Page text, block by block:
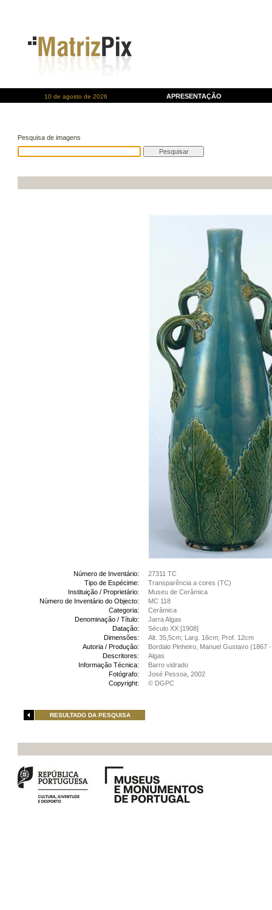
10 de agosto de 2026 APRESENTAÇÃO
Pesquisa de imagens
Número de Inventário:
27311 TC
Tipo de Espécime:
Transparência a cores (TC)
Instituição / Proprietário:
Museu de Cerâmica
Número de Inventário do Objecto:
MC 118
Categoria:
Cerâmica
Denominação / Título:
Jarra Algas
Datação:
Século XX [1908]
Dimensões:
Alt. 35,5cm; Larg. 16cm; Prof. 12cm
Autoria / Produção:
Bordalo Pinheiro, Manuel Gustavo (1867
Descritores:
Algas
Informação Técnica:
Barro vidrado
Fotógrafo:
José Pessoa, 2002
Copyright:
© DGPC
RESULTADO DA PESQUISA